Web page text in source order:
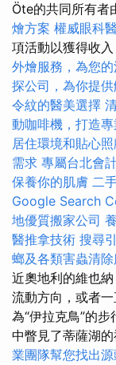
Öte的共同所有者
燴方案 權威眼科
項活動以獲得收
外燴服務，為您
探公司，為你提
令紋的醫美選擇
動咖啡機，打造
居住環境和貼心
需求 專屬台北會
保養你的肌膚 二
Google Search
地優質搬家公司
醫推拿技術 搜尋
螂及各類害蟲清除
近奧地利的維也
流動方向，或者
為“伊拉克鳥”的
中瞥見了蒂薩湖
業團隊幫您找出